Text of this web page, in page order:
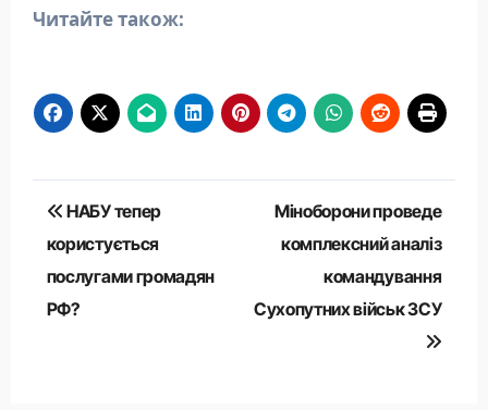
Читайте також:
Навігація
записів
НАБУ тепер
користується
послугами громадян
РФ?
Міноборони проведе
комплексний аналіз
командування
Сухопутних військ ЗСУ